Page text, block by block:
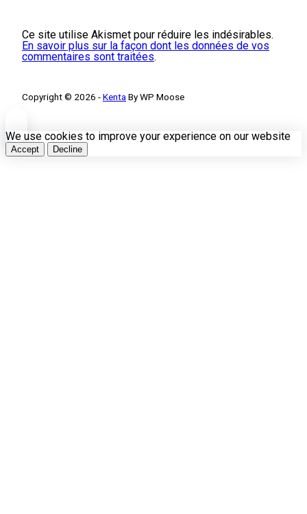
Ce site utilise Akismet pour réduire les indésirables.
En savoir plus sur la façon dont les données de vos
commentaires sont traitées.
Copyright © 2026 -Kenta By WP Moose
We use cookies to improve your experience on our website
Accept Decline